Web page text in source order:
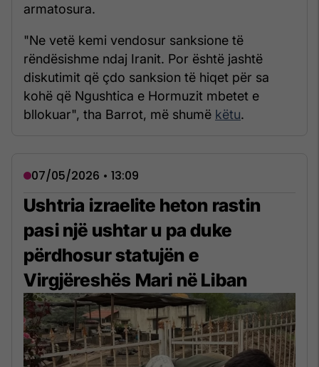
armatosura.
"Ne vetë kemi vendosur sanksione të
rëndësishme ndaj Iranit. Por është jashtë
diskutimit që çdo sanksion të hiqet për sa
kohë që Ngushtica e Hormuzit mbetet e
bllokuar", tha Barrot, më shumë këtu.
07/05/2026 • 13:09
Ushtria izraelite heton rastin
pasi një ushtar u pa duke
përdhosur statujën e
Virgjëreshës Mari në Liban